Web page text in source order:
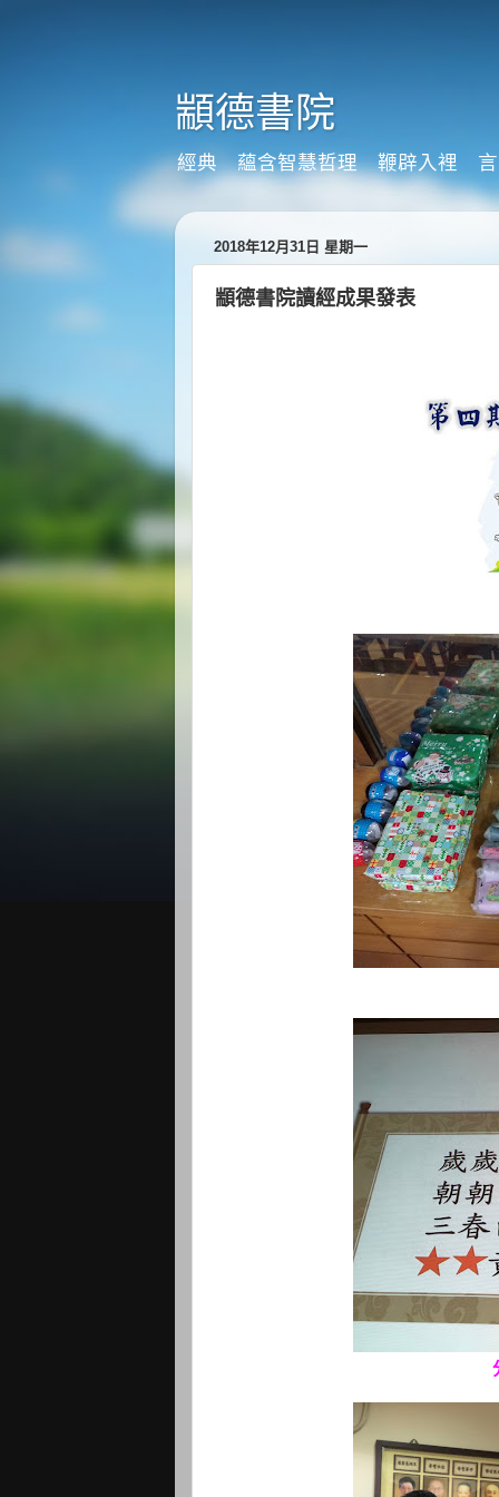
顓德書院
經典 蘊含智慧哲理 鞭辟入裡
2018年12月31日 星期一
顓德書院讀經成果發表